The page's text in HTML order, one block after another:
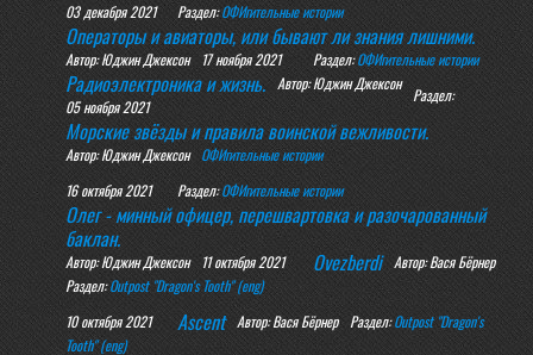
03 декабря 2021
Операторы и авиаторы, или бывают ли знания лишними.
Автор: Юджин Джексон
Раздел:ОФИгительные истории
17 ноября 2021
Радиоэлектроника и жизнь. Автор: Юджин Джексон
Раздел:ОФИгительные истории
05 ноября 2021
Морские звёзды и правила воинской вежливости.
Автор: Юджин Джексон
Раздел:
ОФИгительные истории
16 октября 2021
Олег - минный офицер, перешвартовка и разочарованный
баклан.
Автор: Юджин Джексон
Раздел:ОФИгительные истории
11 октября 2021 Ovezberdi Автор: Вася Бёрнер
Раздел:Outpost "Dragon's Tooth" (eng)
10 октября 2021
Ascent Автор: Вася Бёрнер Раздел:Outpost "Dragon's
Tooth" (eng)